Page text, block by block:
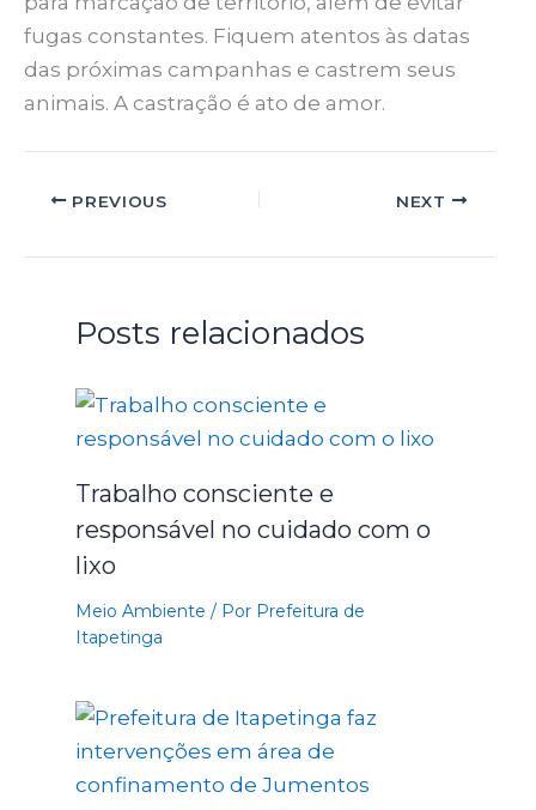
fugas constantes. Fiquem atentos às datas
das próximas campanhas e castrem seus
animais. A castração é ato de amor.
PREVIOUS NEXT
Posts relacionados
Trabalho consciente e
responsável no cuidado com o
lixo
Meio Ambiente / Por Prefeitura de
Itapetinga